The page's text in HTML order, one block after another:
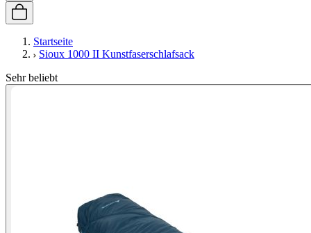
Startseite
Sioux 1000 II Kunstfaserschlafsack
Sehr beliebt